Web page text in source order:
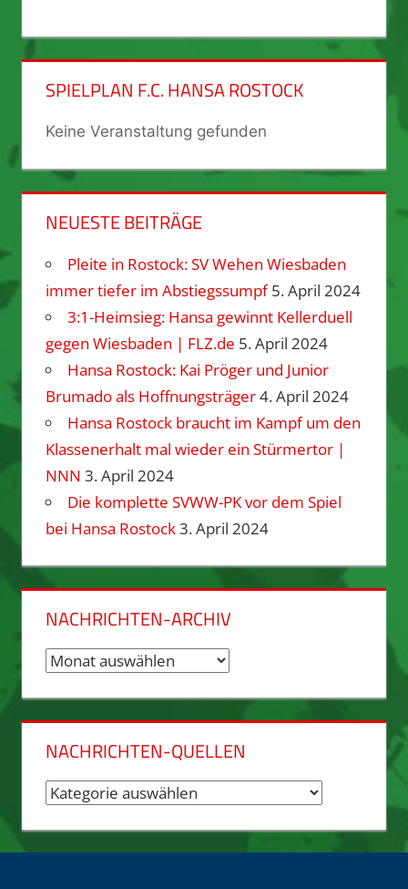
SPIELPLAN F.C. HANSA ROSTOCK
Keine Veranstaltung gefunden
NEUESTE BEITRÄGE
Pleite in Rostock: SV Wehen Wiesbaden
immer tiefer im Abstiegssumpf 5. April 2024
3:1-Heimsieg: Hansa gewinnt Kellerduell
gegen Wiesbaden | FLZ.de 5. April 2024
Hansa Rostock: Kai Pröger und Junior
Brumado als Hoffnungsträger4. April 2024
Hansa Rostock braucht im Kampf um den
Klassenerhalt mal wieder ein Stürmertor |
NNN 3. April 2024
Die komplette SVWW-PK vor dem Spiel
bei Hansa Rostock3. April 2024
NACHRICHTEN-ARCHIV
Nachrichten-
NACHRICHTEN-QUELLEN
Nachrichten-